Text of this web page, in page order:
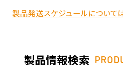
製品発送スケジュールについて
製品情報検索